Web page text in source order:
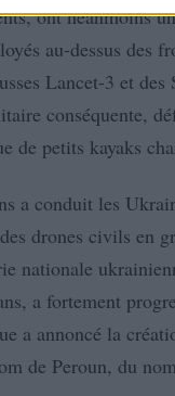
ont néanmoins
au-dessus des
Lancet-3 et des
conséquente,
de petits kayaks
a conduit les
drones civils en
nationale
a fortement
a annoncé la
de Peroun, du